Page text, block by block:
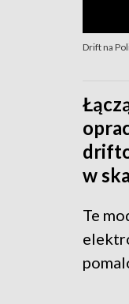
Drift na
w
Te